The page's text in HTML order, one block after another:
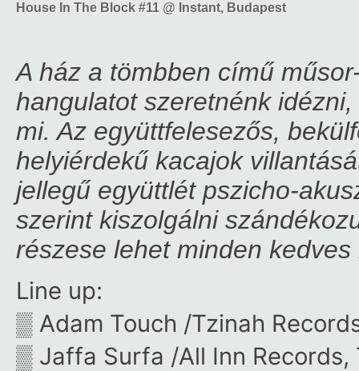
House In The Block #11 @ Instant, Budapest
A ház a tömbben című
hangulatot szeretnénk
mi. Az együttfelesezős,
helyiérdekű kacajok
jellegű együttlét pszicho-
szerint kiszolgálni
részese lehet minden kedves
Line up:
▒ Adam Touch /Tzinah
▒ Jaffa Surfa /All Inn Records,